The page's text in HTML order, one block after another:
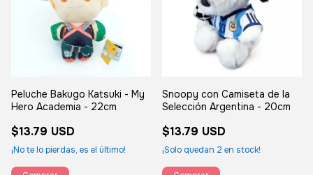
Peluche Bakugo Katsuki - My
Hero Academia - 22cm
$13.79 USD
¡No te lo pierdas, es el último!
Snoopy con Camiseta de la
Selección Argentina - 20cm
$13.79 USD
¡Solo quedan 2 en stock!